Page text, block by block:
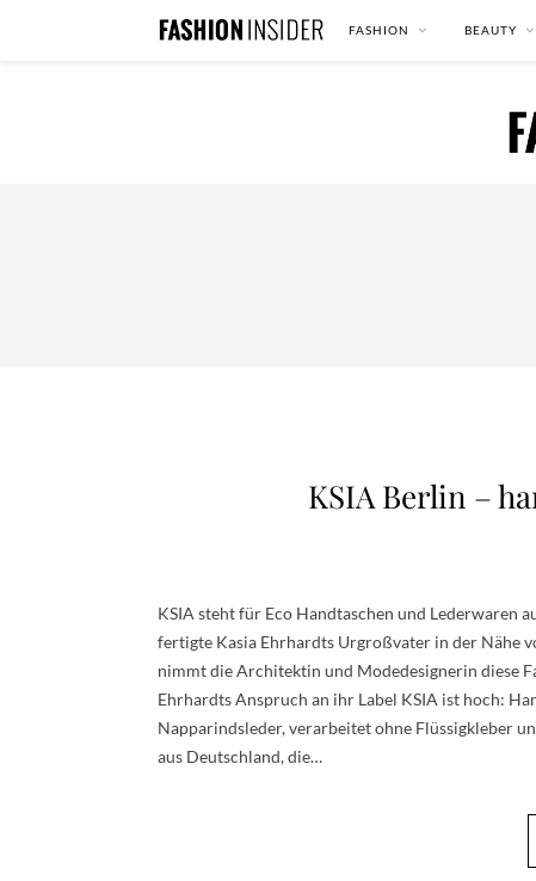
FASHION BEAUTY
KSIA Berlin –
KSIA steht für Eco Handtaschen und Lederwaren
fertigte Kasia Ehrhardts Urgroßvater in der Nähe
nimmt die Architektin und Modedesignerin diese
Ehrhardts Anspruch an ihr Label KSIA ist hoch:
Napparindsleder, verarbeitet ohne Flüssigkleber
aus Deutschland, die…